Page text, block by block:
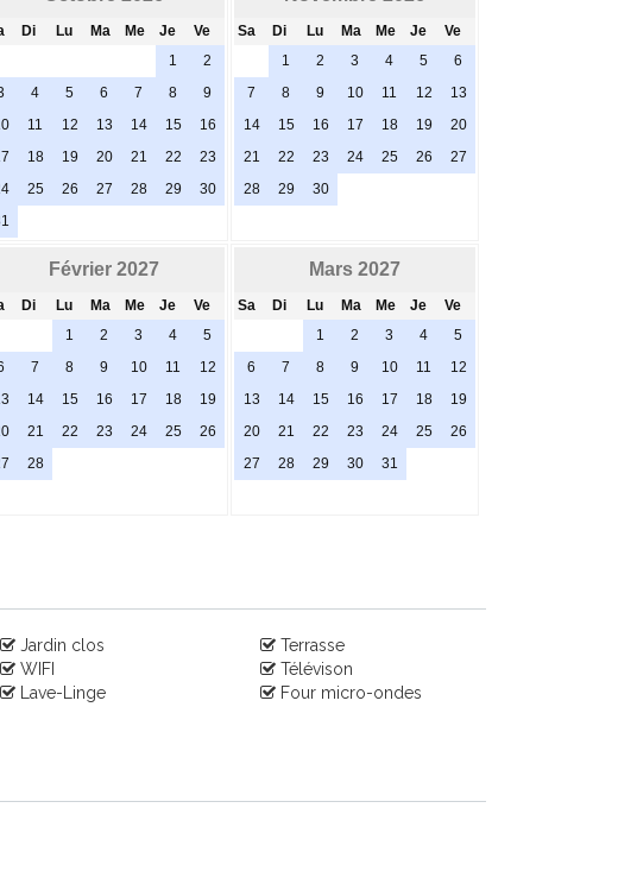
Di Lu Ma Me Je
Ve
1
2
4 5 6 7 8
9
11 12 13 14 15
16
18 19 20 21 22
23
25 26 27 28 29
30
Sa Di Lu Ma Me Je
Ve
1
2 3 4 5
6
7
8 9 10 11 12
13
14
15 16 17 18 19
20
21
22 23 24 25 26
27
28
29 30
Février 2027
Di Lu Ma Me Je
Ve
1
2 3 4
5
7 8 9 10 11
12
14 15 16 17 18
19
21 22 23 24 25
26
28
Mars 2027
Sa Di Lu Ma Me Je
Ve
1
2 3 4
5
6
7 8 9 10 11
12
13
14 15 16 17 18
19
20
21 22 23 24 25
26
27
28 29 30 31
Jardin clos
Terrasse
WIFI
Télévison
Lave-Linge Four micro-ondes